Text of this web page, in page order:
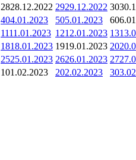
2828.12.2022 2929.12.2022 30
404.01.2023 505.01.2023 6
1111.01.2023 1212.01.2023 13
1818.01.2023 1919.01.2023 20
2525.01.2023 2626.01.2023 27
101.02.2023 202.02.2023 3